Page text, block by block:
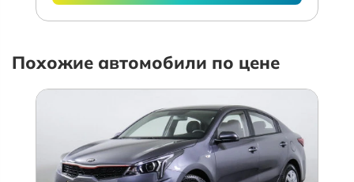
Похожие автомобили по цене